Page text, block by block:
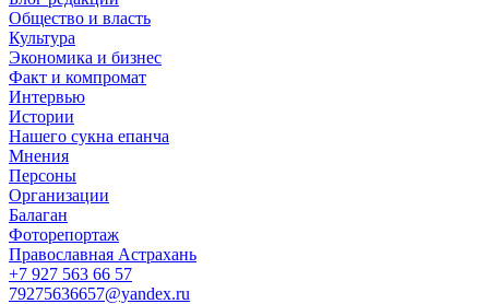
Общество и власть
Культура
Экономика и бизнес
Факт и компромат
Интервью
Истории
Нашего сукна епанча
Мнения
Персоны
Организации
Балаган
Фоторепортаж
Православная Астрахань
+7 927 563 66 57
79275636657@yandex.ru